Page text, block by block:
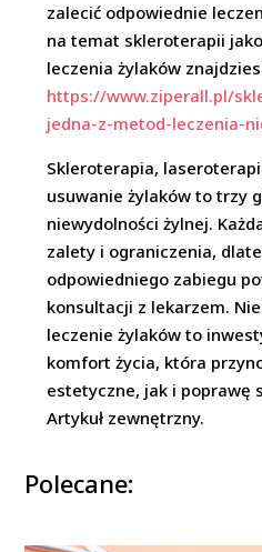
zalecić odpowiednie
na temat skleroterapii
leczenia żylaków
https://www.ziperall.pl/
jedna-z-metod-leczenia-
Skleroterapia,
usuwanie żylaków to trzy
niewydolności żylnej.
zalety i ograniczenia,
odpowiedniego zabiegu
konsultacji z lekarzem.
leczenie żylaków to
komfort życia, która
estetyczne, jak i poprawę
Artykuł zewnętrzny.
Polecane: